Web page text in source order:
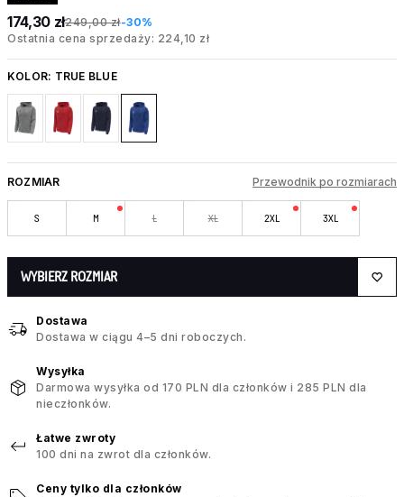
174,30 zł249,00 zł-30%
Ostatnia cena sprzedaży: 224,10 zł
KOLOR: TRUE BLUE
ROZMIAR Przewodnik po rozmiarach
S M L XL 2XL 3XL
WYBIERZ ROZMIAR
Dostawa
Dostawa w ciągu 4–5 dni roboczych.
Wysyłka
Darmowa wysyłka od 170 PLN dla członków i 285 PLN dla
nieczłonków.
Łatwe zwroty
100 dni na zwrot dla członków.
Ceny tylko dla członków